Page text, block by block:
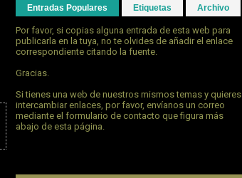
Entradas Populares Etiquetas Archivo
Por favor, si copias alguna entrada de esta web para
publicarla en la tuya, no te olvides de añadir el enlace
correspondiente citando la fuente.
Gracias.
Si tienes una web de nuestros mismos temas y quieres
intercambiar enlaces, por favor, envíanos un correo
mediante el formulario de contacto que figura más
abajo de esta página.